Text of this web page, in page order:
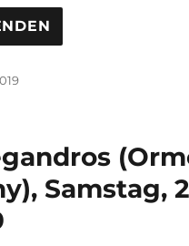
Samstag,